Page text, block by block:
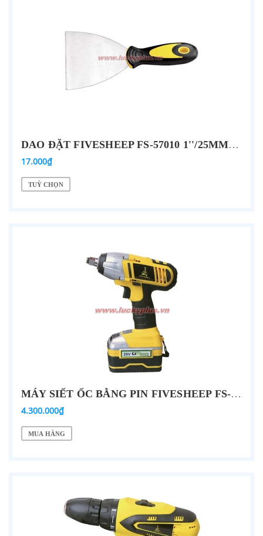
DAO ĐẶT FIVESHEEP FS-57010 1''/25MM, FS-57015 1.5''/38MM, FS-57020 2''/50MM, FS-57025 2.5''/65MM…
17.000₫
TUỲ CHỌN
MÁY SIẾT ỐC BẰNG PIN FIVESHEEP FS-20VB 20V
4.300.000₫
MUA HÀNG